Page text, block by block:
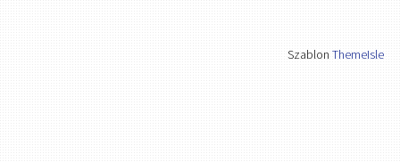
SzablonThemeIsle